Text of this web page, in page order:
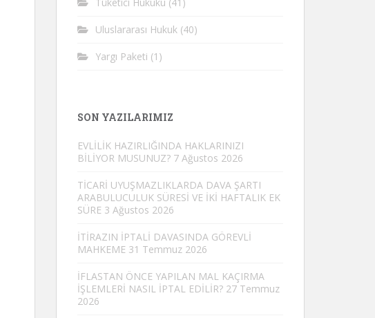
Uluslararası Hukuk (40)
Yargı Paketi (1)
SON YAZILARIMIZ
EVLİLİK HAZIRLIĞINDA HAKLARINIZI
BİLİYOR MUSUNUZ? 7 Ağustos 2026
TİCARİ UYUŞMAZLIKLARDA DAVA ŞARTI
ARABULUCULUK SÜRESİ VE İKİ HAFTALIK EK
SÜRE 3 Ağustos 2026
İTİRAZIN İPTALİ DAVASINDA GÖREVLİ
MAHKEME 31 Temmuz 2026
İFLASTAN ÖNCE YAPILAN MAL KAÇIRMA
İŞLEMLERİ NASIL İPTAL EDİLİR? 27 Temmuz
2026